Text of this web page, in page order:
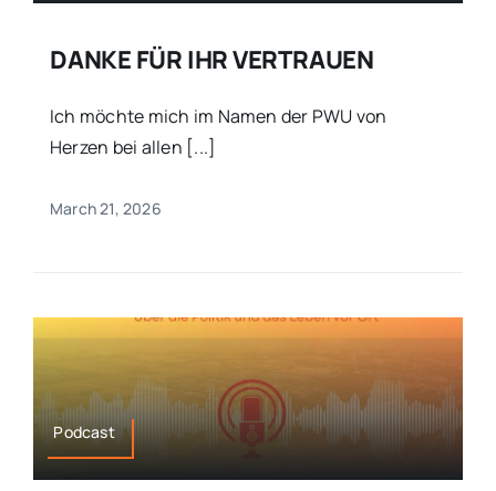
DANKE FÜR IHR VERTRAUEN
Ich möchte mich im Namen der PWU von
Herzen bei allen [...]
March 21, 2026
Podcast